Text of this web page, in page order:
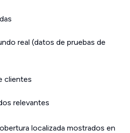
real (datos de pruebas de
clientes
relevantes
localizada mostrados en